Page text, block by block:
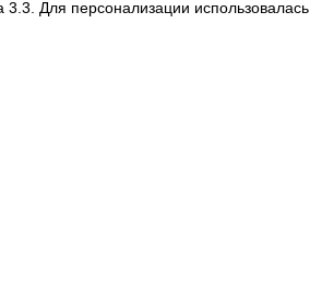
3.3. Для персонализации использовалась